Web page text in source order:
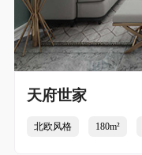
天府世家
北欧风格 180m²